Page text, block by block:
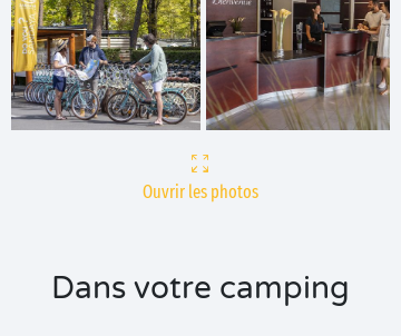
Ouvrir les photos
Dans votre camping